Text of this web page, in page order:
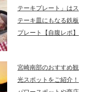
テーキプレート」はス
テーキ皿にもなる鉄板
プレート【自腹レポ】
宮崎南部のおすすめ観
光スポットをご紹介！